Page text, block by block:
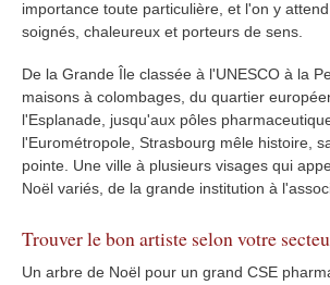
importance toute particulière, et l'on y
soignés, chaleureux et porteurs de sens.
De la Grande Île classée à l'UNESCO à la
maisons à colombages, du quartier
l'Esplanade, jusqu'aux pôles
l'Eurométropole, Strasbourg mêle histoire,
pointe. Une ville à plusieurs visages qui
Noël variés, de la grande institution à
Trouver le bon artiste selon votre
Un arbre de Noël pour un grand CSE